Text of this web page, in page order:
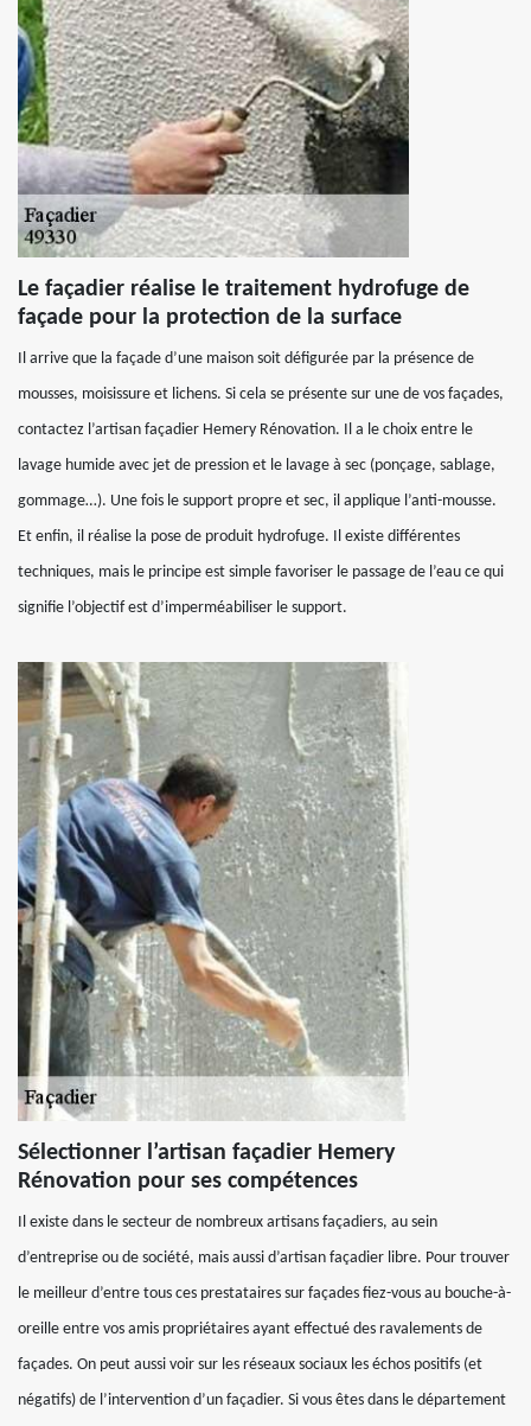
Le façadier réalise le traitement hydrofuge de
façade pour la protection de la surface
Il arrive que la façade d’une maison soit défigurée par la présence de
mousses, moisissure et lichens. Si cela se présente sur une de vos façades,
contactez l’artisan façadier Hemery Rénovation. Il a le choix entre le
lavage humide avec jet de pression et le lavage à sec (ponçage, sablage,
gommage…). Une fois le support propre et sec, il applique l’anti-mousse.
Et enfin, il réalise la pose de produit hydrofuge. Il existe différentes
techniques, mais le principe est simple favoriser le passage de l’eau ce qui
signifie l’objectif est d’imperméabiliser le support.
Sélectionner l’artisan façadier Hemery
Rénovation pour ses compétences
Il existe dans le secteur de nombreux artisans façadiers, au sein
d’entreprise ou de société, mais aussi d’artisan façadier libre. Pour trouver
le meilleur d’entre tous ces prestataires sur façades fiez-vous au bouche-à-
oreille entre vos amis propriétaires ayant effectué des ravalements de
façades. On peut aussi voir sur les réseaux sociaux les échos positifs (et
négatifs) de l’intervention d’un façadier. Si vous êtes dans le département